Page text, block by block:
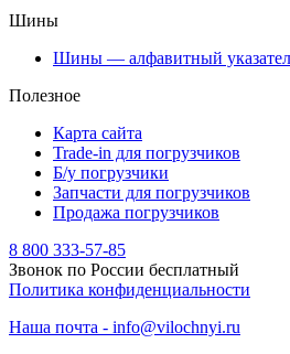
Шины
Шины — алфавитный
Полезное
Карта сайта
Trade-in для погрузчиков
Б/у погрузчики
Запчасти для погрузчиков
Продажа погрузчиков
8 800 333-57-85
Звонок по России бесплатный
Политика конфиденциальности
Наша почта - info@vilochnyi.ru